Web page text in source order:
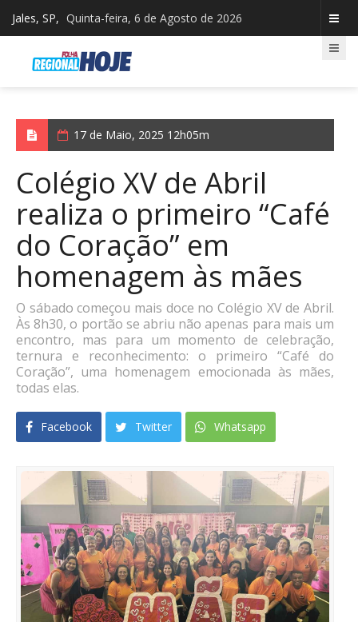
Jales, SP, Quinta-feira, 6 de Agosto de 2026
17 de Maio, 2025 12h05m
Colégio XV de Abril
realiza o primeiro “Café
do Coração” em
homenagem às mães
O sábado começou mais doce no Colégio XV de Abril.
Às 8h30, o portão se abriu não apenas para mais um
encontro, mas para um momento de celebração,
ternura e reconhecimento: o primeiro “Café do
Coração”, uma homenagem emocionada às mães,
todas elas.
Facebook Twitter Whatsapp